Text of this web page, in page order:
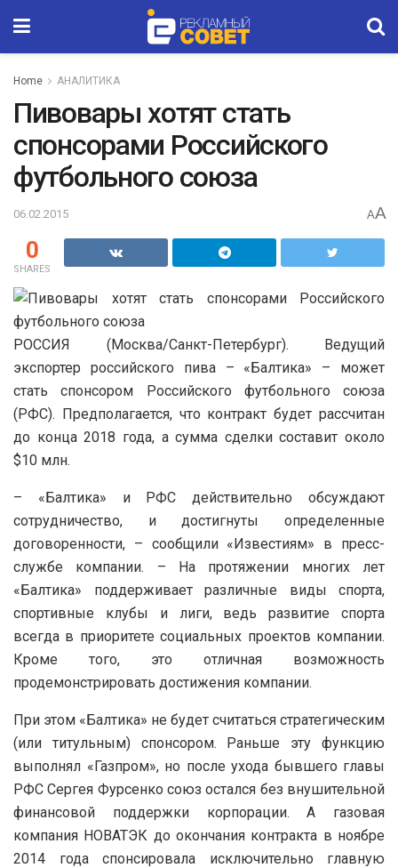
Home АНАЛИТИКА
Пивовары хотят стать
спонсорами Российского
футбольного союза
06.02.2015 AA
0
SHARES
РОССИЯ (Москва/Санкт-Петербург). Ведущий
экспортер российского пива – «Балтика» – может
стать спонсором Российского футбольного союза
(РФС). Предполагается, что контракт будет рассчитан
до конца 2018 года, а сумма сделки составит около
$10 млн.
– «Балтика» и РФС действительно обсуждают
сотрудничество, и достигнуты определенные
договоренности, – сообщили «Известиям» в пресс-
службе компании. – На протяжении многих лет
«Балтика» поддерживает различные виды спорта,
спортивные клубы и лиги, ведь развитие спорта
всегда в приоритете социальных проектов компании.
Кроме того, это отличная возможность
продемонстрировать достижения компании.
При этом «Балтика» не будет считаться стратегическим
(или титульным) спонсором. Раньше эту функцию
выполнял «Газпром», но после ухода бывшего главы
РФС Сергея Фурсенко союз остался без внушительной
финансовой поддержки корпорации. А газовая
компания НОВАТЭК до окончания контракта в ноябре
2014 года спонсировала исключительно главную